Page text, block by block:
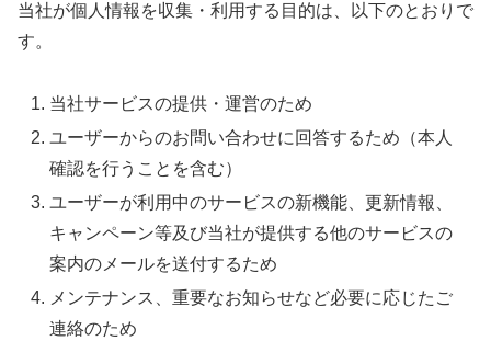
当社が個人情報を収集・利用する目的は、以下のとおりで
す。
当社サービスの提供・運営のため
ユーザーからのお問い合わせに回答するため（本人
確認を行うことを含む）
ユーザーが利用中のサービスの新機能、更新情報、
キャンペーン等及び当社が提供する他のサービスの
案内のメールを送付するため
メンテナンス、重要なお知らせなど必要に応じたご
連絡のため